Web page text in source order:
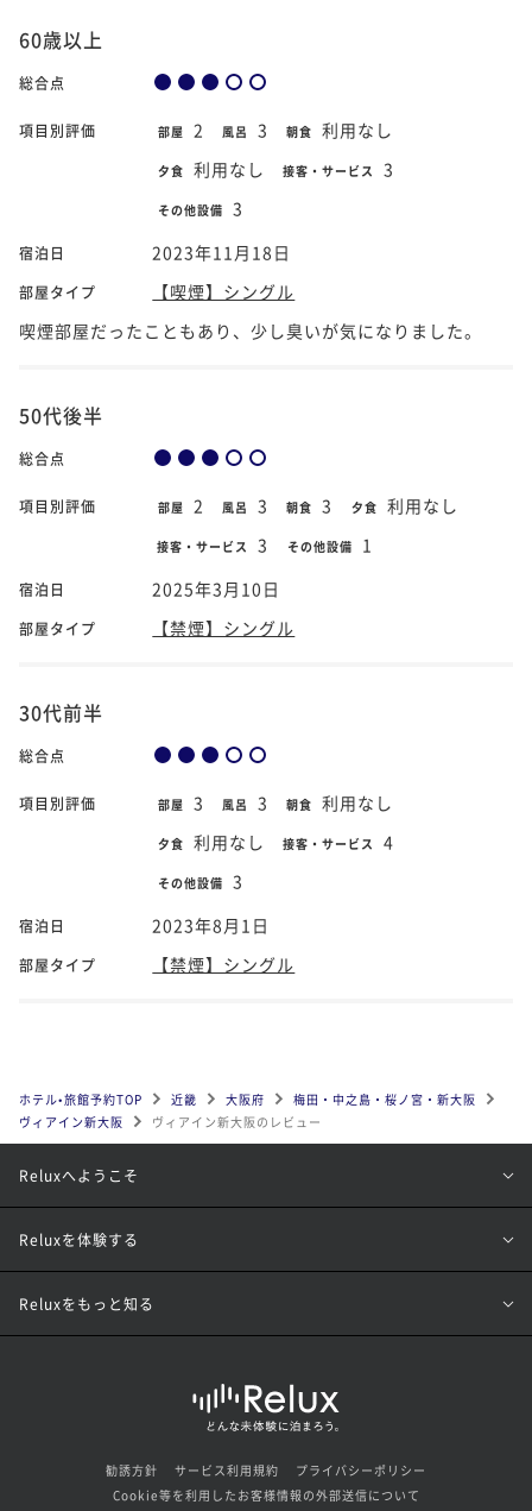
60歳以上
総合点
項目別評価 部屋 2 風呂 3 朝食 利用なし
夕食 利用なし 接客・サービス 3
その他設備 3
宿泊日 2023年11月18日
部屋タイプ
【喫煙】シングル
喫煙部屋だったこともあり、少し臭いが気になりました。
50代後半
総合点
項目別評価 部屋 2 風呂 3 朝食 3 夕食 利用なし
接客・サービス 3 その他設備 1
宿泊日 2025年3月10日
部屋タイプ 【禁煙】シングル
30代前半
総合点
項目別評価 部屋 3 風呂 3 朝食 利用なし
夕食 利用なし 接客・サービス 4
その他設備 3
宿泊日 2023年8月1日
部屋タイプ 【禁煙】シングル
ホテル•旅館予約TOP 近畿 大阪府
梅田・中之島・桜ノ宮・新大阪
ヴィアイン新大阪
ヴィアイン新大阪のレビュー
Reluxへようこそ
Reluxを体験する
Reluxをもっと知る
勧誘方針 サービス利用規約
プライバシーポリシー
Cookie等を利用したお客様情報の外部送信について